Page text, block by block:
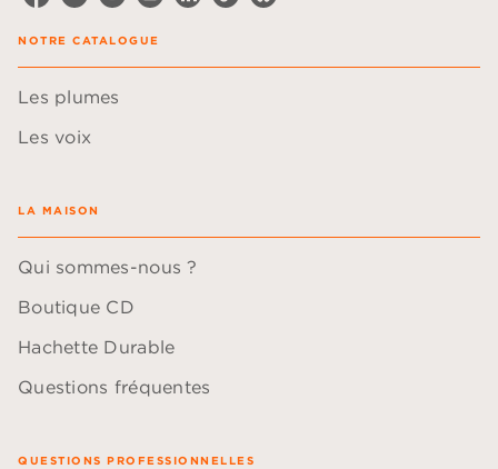
NOTRE CATALOGUE
Les plumes
Les voix
LA MAISON
Qui sommes-nous ?
Boutique CD
Hachette Durable
Questions fréquentes
QUESTIONS PROFESSIONNELLES